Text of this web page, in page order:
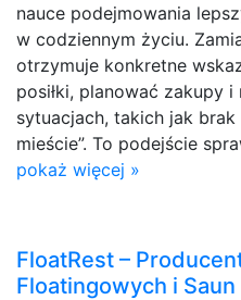
nauce podejmowania
w codziennym życiu.
otrzymuje konkretne
posiłki, planować zakupy
sytuacjach, takich jak brak
mieście”. To podejście
pokaż więcej »
FloatRest –
Floatingowych i